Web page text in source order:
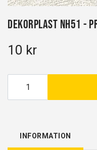
Dekorplast NH51 -
10 kr
INFORMATION